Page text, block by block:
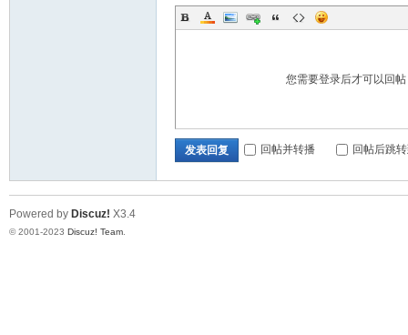
您需要登录后才可以回帖
发表回复 回帖并转播 回帖后跳
Powered by Discuz! X3.4
© 2001-2023 Discuz! Team